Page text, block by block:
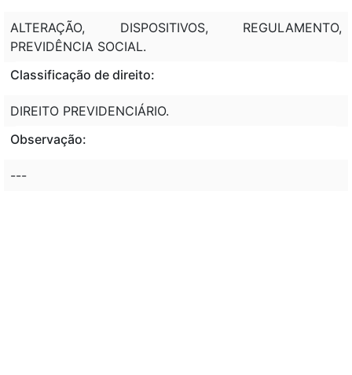
ALTERAÇÃO, DISPOSITIVOS, REGULAMENTO,
PREVIDÊNCIA SOCIAL.
Classificação de direito:
DIREITO PREVIDENCIÁRIO.
Observação:
---